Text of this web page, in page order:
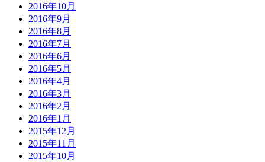
2016年10月
2016年9月
2016年8月
2016年7月
2016年6月
2016年5月
2016年4月
2016年3月
2016年2月
2016年1月
2015年12月
2015年11月
2015年10月